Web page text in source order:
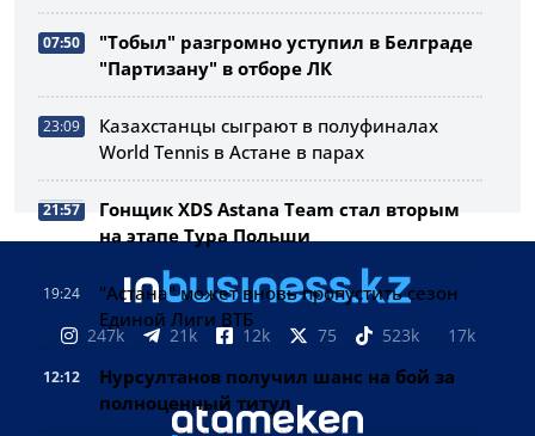
07:50
"Тобыл" разгромно уступил в Белграде
"Партизану" в отборе ЛК
23:09
Казахстанцы сыграют в полуфиналах
World Tennis в Астане в парах
21:57
Гонщик XDS Astana Team стал вторым
на этапе Тура Польши
19:24
"Астана" может вновь пропустить сезон
Единой Лиги ВТБ
12:12
Нурсултанов получил шанс на бой за
полноценный титул
247k 21k 12k 75 523k 17k